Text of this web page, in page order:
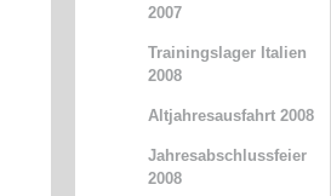
2007
Trainingslager Italien
2008
Altjahresausfahrt 2008
Jahresabschlussfeier
2008